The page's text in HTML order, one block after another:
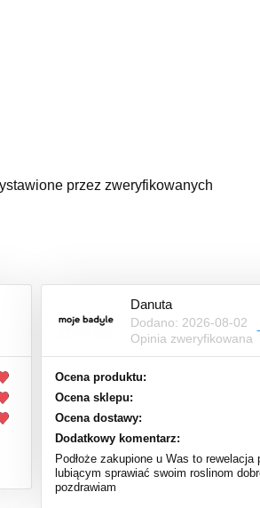
przez zweryfikowanych
Danuta
Dodano: 2026-08-02
Opinia zweryfikowana
Ocena produktu:
Ocena sklepu:
Ocena dostawy:
Dodatkowy komentarz:
Podłoże zakupione u Was to
lubiącym sprawiać swoim roslinom
pozdrawiam